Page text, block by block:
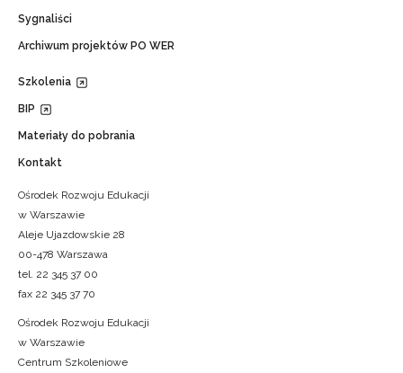
Sygnaliści
Archiwum projektów PO WER
Szkolenia
BIP
Materiały do pobrania
Kontakt
Ośrodek Rozwoju Edukacji
w Warszawie
Aleje Ujazdowskie 28
00-478 Warszawa
tel. 22 345 37 00
fax 22 345 37 70
Ośrodek Rozwoju Edukacji
w Warszawie
Centrum Szkoleniowe